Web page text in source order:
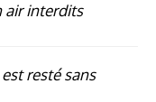
air interdits
resté sans